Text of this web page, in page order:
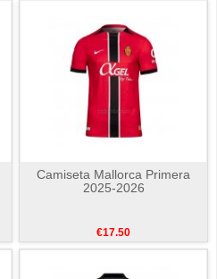
Camiseta Mallorca Primera
2025-2026
€17.50